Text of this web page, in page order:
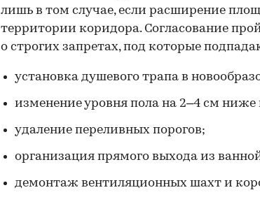
лишь в том случае, если расширение
территории коридора. Согласование
о строгих запретах, под которые
установка душевого трапа в
изменение уровня пола на 2–4 см ниже
удаление переливных порогов;
организация прямого выхода из
демонтаж вентиляционных шахт и